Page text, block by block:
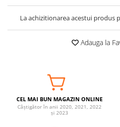
Accesorii bebelusi / nou-nascuti
Perne si saltele bebelusi
Diversificare bebelusi
Jucarii copii si jocuri educative
Jucarii dentitie
Jocuri educative
La achizitionarea acestui produs
Adauga la
CEL MAI BUN MAGAZIN ONLINE
Câștigător în anii 2020, 2021, 2022
și 2023